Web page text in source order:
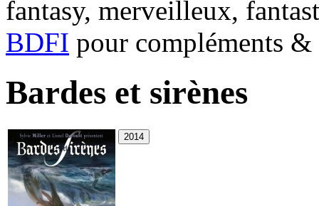
fantasy, merveilleux,
BDFI pour compléments
Bardes et sirènes